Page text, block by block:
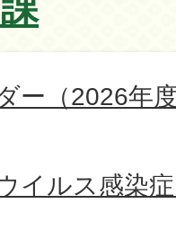
ー（2026年
イルス感染